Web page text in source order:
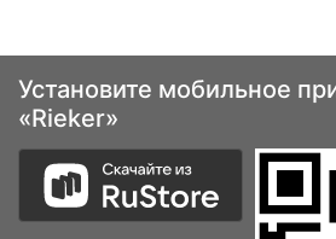
Установите мобильное
«Rieker»